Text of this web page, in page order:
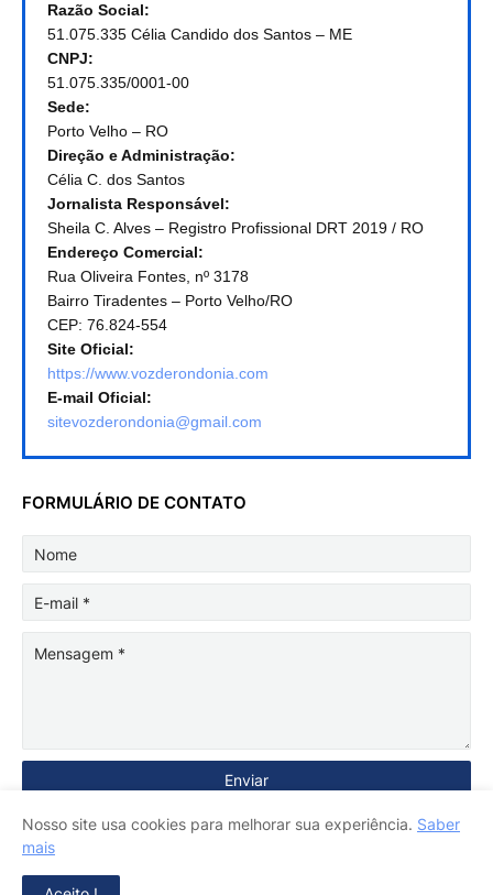
Razão Social:
51.075.335 Célia Candido dos Santos – ME
CNPJ:
51.075.335/0001-00
Sede:
Porto Velho – RO
Direção e Administração:
Célia C. dos Santos
Jornalista Responsável:
Sheila C. Alves – Registro Profissional DRT 2019 / RO
Endereço Comercial:
Rua Oliveira Fontes, nº 3178
Bairro Tiradentes – Porto Velho/RO
CEP: 76.824-554
Site Oficial:
https://www.vozderondonia.com
E-mail Oficial:
sitevozderondonia@gmail.com
FORMULÁRIO DE CONTATO
Nosso site usa cookies para melhorar sua experiência. Saber
mais